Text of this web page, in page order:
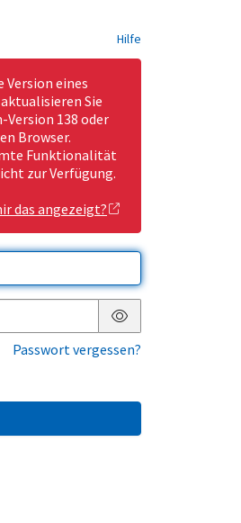
Hilfe
eines
Sie
138 oder
Browser.
Funktionalität
zur Verfügung.
das angezeigt?
Passwort anzeigen
Passwort vergessen?